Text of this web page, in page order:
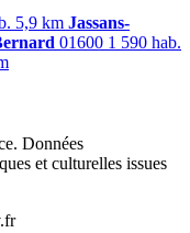
5,9 km Jassans-
01600 1 590 hab.
Données
et culturelles issues